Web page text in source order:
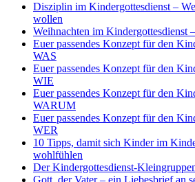
Disziplin im Kindergottesdienst –
wollen
Weihnachten im Kindergottesdienst
Euer passendes Konzept für den
WAS
Euer passendes Konzept für den
WIE
Euer passendes Konzept für den
WARUM
Euer passendes Konzept für den
WER
10 Tipps, damit sich Kinder im
wohlfühlen
Der Kindergottesdienst-